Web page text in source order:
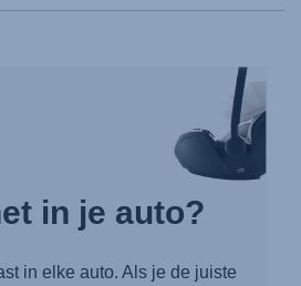
in je auto?
in elke auto. Als je de juiste